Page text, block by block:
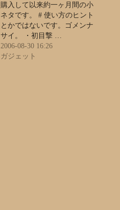
購入して以来約一ヶ月間の小
ネタです。 # 使い方のヒント
とかではないです。ゴメンナ
サイ。 ・初目撃 …
2006-08-30 16:26
ガジェット